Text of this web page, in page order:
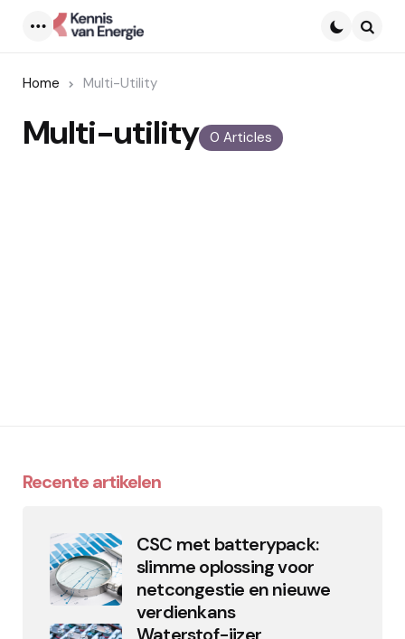
Home Multi-Utility
0 Articles
Multi-utility
Recente artikelen
CSC met batterypack:
slimme oplossing voor
netcongestie en nieuwe
verdienkans